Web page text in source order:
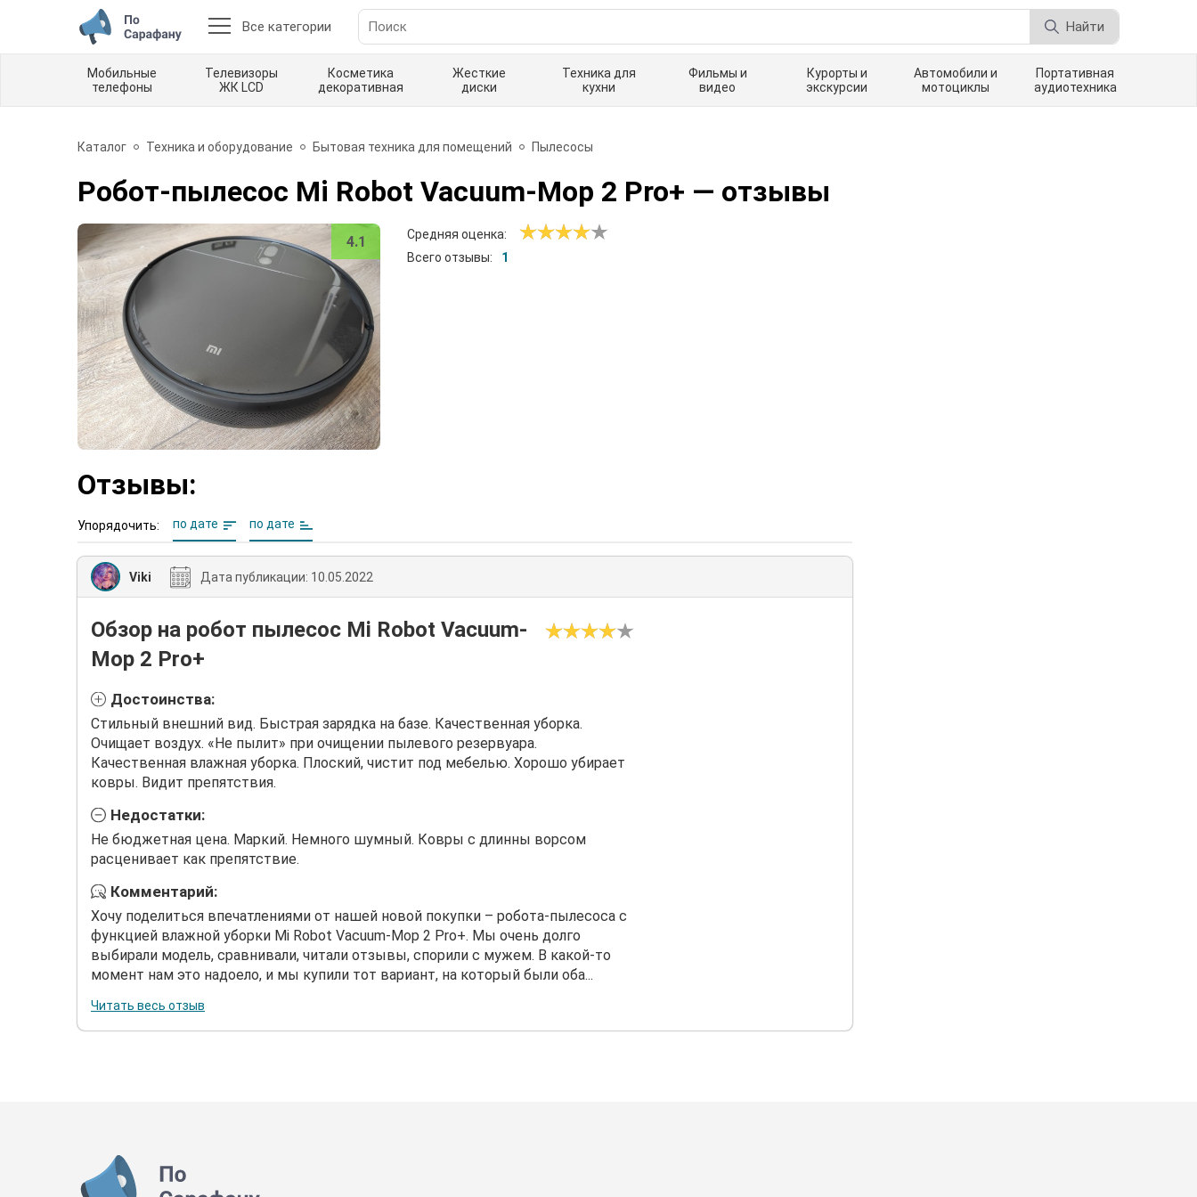
Все категории Найти
Мобильные
телефоны
Телевизоры
ЖК LCD
Косметика
декоративная
Жесткие
диски
Техника для
кухни
Фильмы и
видео
Курорты и
экскурсии
Автомобили и
мотоциклы
Портативная
аудиотехника
Каталог Техника и оборудование Бытовая техника для помещений Пылесосы
Робот-пылесос Mi Robot Vacuum-Mop 2 Pro+ — отзывы
4.1
Средняя оценка:
Всего отзывы:
1
Отзывы:
Упорядочить: по дате по дате
Viki Дата публикации: 10.05.2022
Обзор на робот пылесос Mi Robot Vacuum-
Mop 2 Pro+
Достоинства:
Стильный внешний вид. Быстрая зарядка на базе. Качественная уборка.
Очищает воздух. «Не пылит» при очищении пылевого резервуара.
Качественная влажная уборка. Плоский, чистит под мебелью. Хорошо убирает
ковры. Видит препятствия.
Недостатки:
Не бюджетная цена. Маркий. Немного шумный. Ковры с длинны ворсом
расценивает как препятствие.
Комментарий:
Хочу поделиться впечатлениями от нашей новой покупки – робота-пылесоса с
функцией влажной уборки Mi Robot Vacuum-Mop 2 Pro+. Мы очень долго
выбирали модель, сравнивали, читали отзывы, спорили с мужем. В какой-то
момент нам это надоело, и мы купили тот вариант, на который были оба...
Читать весь отзыв